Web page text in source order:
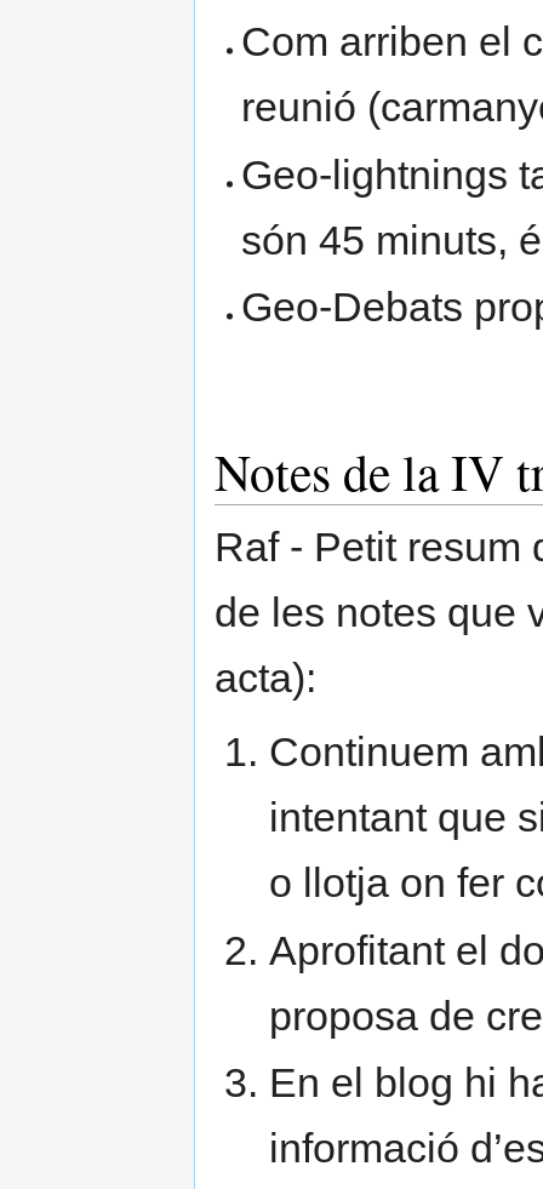
Com arriben el
reunió
Geo-lightnings
són 45 minuts,
Geo-Debats
Notes de la IV
Raf - Petit resum
de les notes que
acta):
Continuem
intentant que
o llotja on fer
Aprofitant el
proposa de
En el blog hi
informació